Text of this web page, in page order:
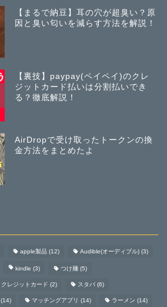
【まるで納豆】耳の穴が超臭い？原
因と臭い匂いを減らす方法を解説！
【裏技】paypay(ペイペイ)のクレ
ジットカード払いは分割払いでき
る？徹底解説！
AirDropで受け取ったトークンの換
金方法をまとめたよ
apple製品 (12) Audible(オーディブル) (3)
kindle (3) つけ麺 (5)
クレジットカード (2) スタバ (6)
(14) マッチングアプリ (14) ラーメン (14)